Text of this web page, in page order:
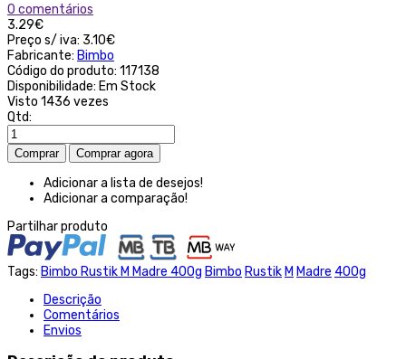
0 comentários
3.29€
Preço s/ iva: 3.10€
Fabricante: Bimbo
Código do produto: 117138
Disponibilidade: Em Stock
Visto 1436 vezes
Qtd:
Adicionar a lista de desejos!
Adicionar a comparação!
Partilhar produto
Tags: Bimbo Rustik M Madre 400g Bimbo Rustik M Madre 400g
Descrição
Comentários
Envios